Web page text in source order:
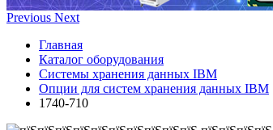
Previous Next
Главная
Каталог оборудования
Системы хранения данных IBM
Опции для систем хранения данных IBM
1740-710